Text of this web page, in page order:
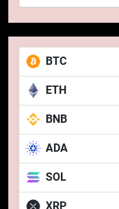
după:
BTC
ETH
BNB
ADA
SOL
XRP
6